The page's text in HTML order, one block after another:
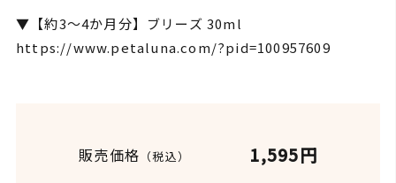
お客様は、この香りで本当にブリーズ（深呼吸）し
てくださっているのか。今のこの香りはベストなの
の時間を要しました。
が、オーガニックと比べるとやはり違うのです。香
りの力強さ(生命力)、他の精油とうまく調和し香り
いただいています。
感のある香りで呼吸器系に良いとされています。
【レモンティーツリー】
【レモングラス】
内容
レモングラス*、ローズマ
リー*、スペアミント*、パ
チュリ*、月桃(沖縄産)[*
▼【約3～4か月分】ブリーズ 30ml
https://www.petaluna.com/?pid=100957609
販売価格 （税込） 1,595円